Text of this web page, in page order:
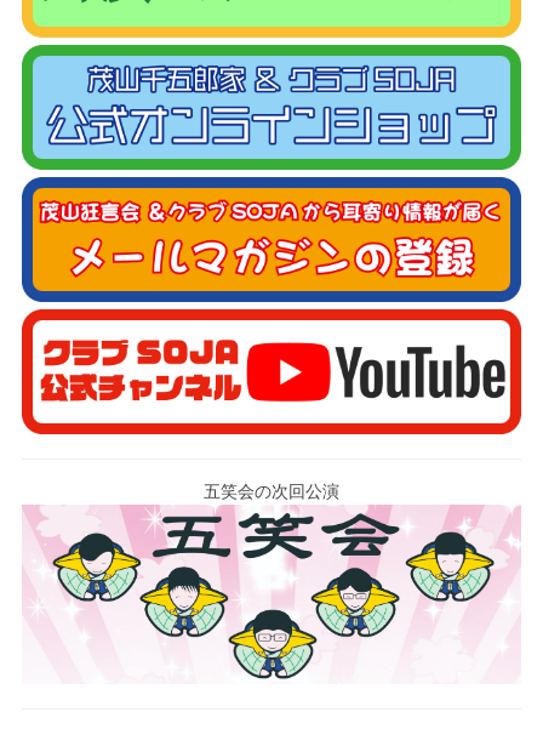
五笑会の次回公演